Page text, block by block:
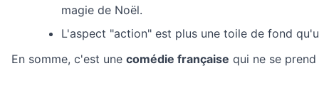
magie de Noël.
L'aspect "action" est plus une toile de fond
En somme, c'est une comédie française qui ne se